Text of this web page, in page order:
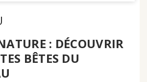
: DÉCOUVRIR
BÊTES DU